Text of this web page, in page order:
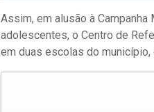
Assim, em alusão à
adolescentes, o Centro de
em duas escolas do